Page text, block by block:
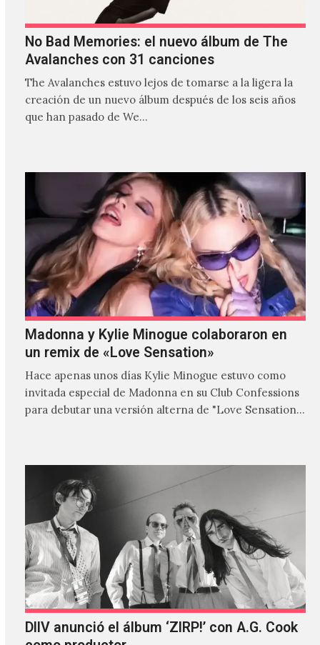
No Bad Memories: el nuevo álbum de The
Avalanches con 31 canciones
The Avalanches estuvo lejos de tomarse a la ligera la
creación de un nuevo álbum después de los seis años
que han pasado de We…
Madonna y Kylie Minogue colaboraron en
un remix de «Love Sensation»
Hace apenas unos días Kylie Minogue estuvo como
invitada especial de Madonna en su Club Confessions
para debutar una versión alterna de "Love Sensation",
DIIV anunció el álbum ‘ZIRP!’ con A.G. Cook